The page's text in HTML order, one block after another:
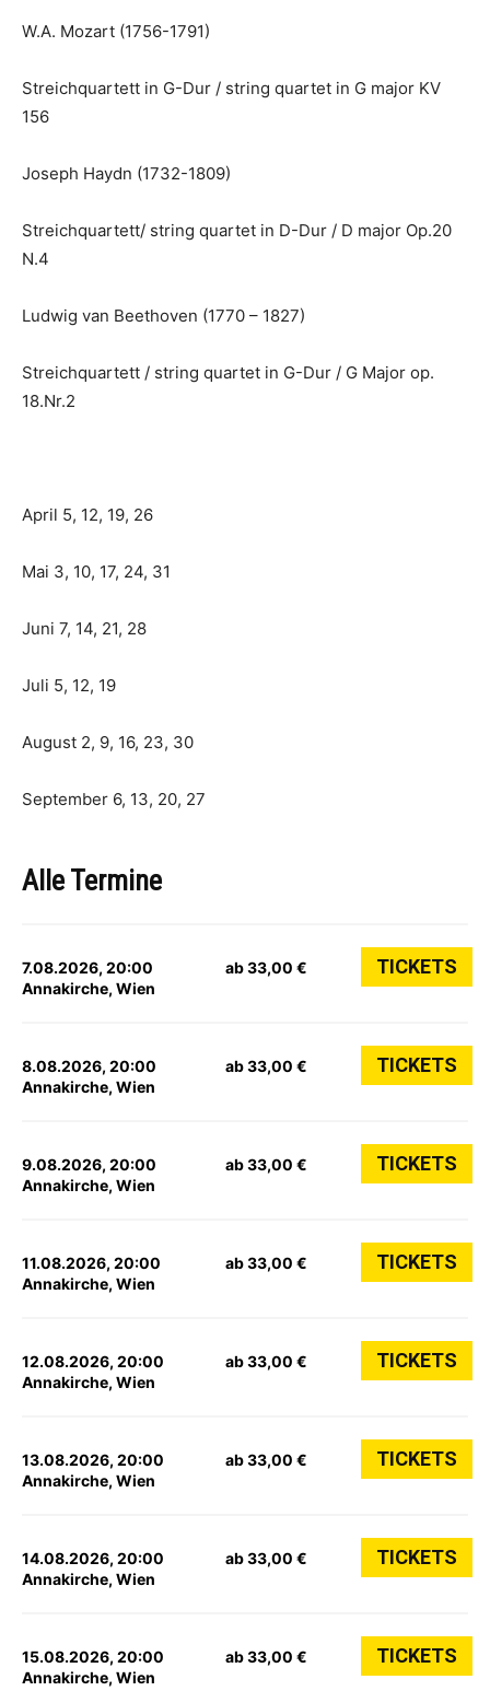
W.A. Mozart (1756-1791)
Streichquartett in G-Dur / string quartet in G major KV
156
Joseph Haydn (1732-1809)
Streichquartett/ string quartet in D-Dur / D major Op.20
N.4
Ludwig van Beethoven (1770 – 1827)
Streichquartett / string quartet in G-Dur / G Major op.
18.Nr.2
April 5, 12, 19, 26
Mai 3, 10, 17, 24, 31
Juni 7, 14, 21, 28
Juli 5, 12, 19
August 2, 9, 16, 23, 30
September 6, 13, 20, 27
Alle Termine
7.08.2026, 20:00
Annakirche, Wien
ab 33,00 € TICKETS
8.08.2026, 20:00
Annakirche, Wien
ab 33,00 € TICKETS
9.08.2026, 20:00
Annakirche, Wien
ab 33,00 € TICKETS
11.08.2026, 20:00
Annakirche, Wien
ab 33,00 € TICKETS
12.08.2026, 20:00
Annakirche, Wien
ab 33,00 € TICKETS
13.08.2026, 20:00
Annakirche, Wien
ab 33,00 € TICKETS
14.08.2026, 20:00
Annakirche, Wien
ab 33,00 € TICKETS
15.08.2026, 20:00
Annakirche, Wien
ab 33,00 € TICKETS